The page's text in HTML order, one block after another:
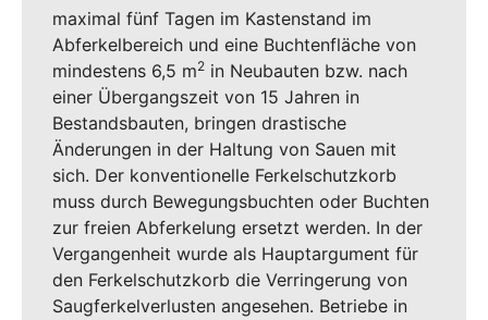
maximal fünf Tagen im Kastenstand im
Abferkelbereich und eine Buchtenfläche von
mindestens 6,5 m2 in Neubauten bzw. nach
einer Übergangszeit von 15 Jahren in
Bestandsbauten, bringen drastische
Änderungen in der Haltung von Sauen mit
sich. Der konventionelle Ferkelschutzkorb
muss durch Bewegungsbuchten oder Buchten
zur freien Abferkelung ersetzt werden. In der
Vergangenheit wurde als Hauptargument für
den Ferkelschutzkorb die Verringerung von
Saugferkelverlusten angesehen. Betriebe in